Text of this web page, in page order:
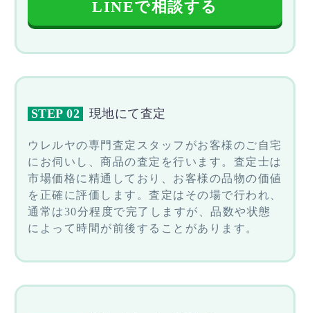
LINEで相談する
STEP 02 現地にて査定
ウレルヤの専門査定スタッフがお客様のご自宅
にお伺いし、商品の査定を行います。査定士は
市場価格に精通しており、お客様の品物の価値
を正確に評価します。査定はその場で行われ、
通常は30分程度で完了しますが、品数や状態
によって時間が前後することがあります。